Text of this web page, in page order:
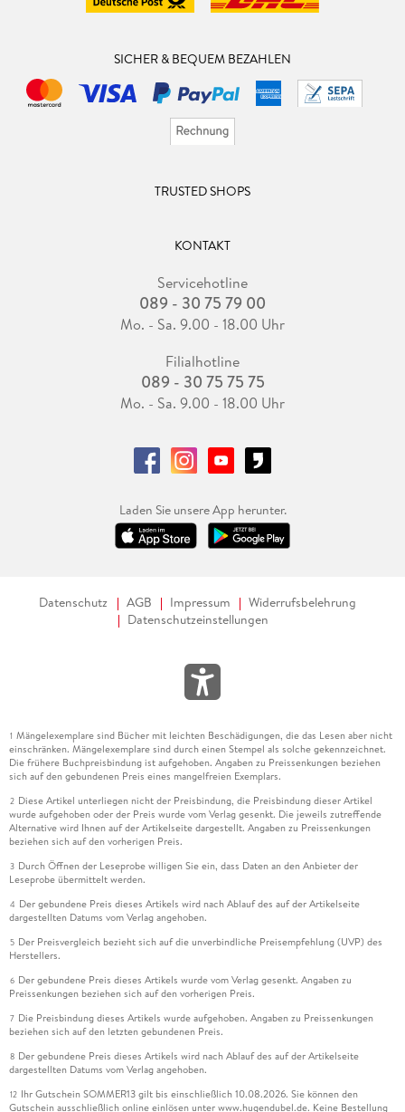
SICHER & BEQUEM BEZAHLEN
TRUSTED SHOPS
KONTAKT
Servicehotline
089 - 30 75 79 00
Mo. - Sa. 9.00 - 18.00 Uhr
Filialhotline
089 - 30 75 75 75
Mo. - Sa. 9.00 - 18.00 Uhr
Laden Sie unsere App herunter.
Datenschutz AGB Impressum
Widerrufsbelehrung
Datenschutzeinstellungen
1 Mängelexemplare sind Bücher mit leichten Beschädigungen, die das Lesen aber nicht
einschränken. Mängelexemplare sind durch einen Stempel als solche gekennzeichnet.
Die frühere Buchpreisbindung ist aufgehoben. Angaben zu Preissenkungen beziehen
sich auf den gebundenen Preis eines mangelfreien Exemplars.
2 Diese Artikel unterliegen nicht der Preisbindung, die Preisbindung dieser Artikel
wurde aufgehoben oder der Preis wurde vom Verlag gesenkt. Die jeweils zutreffende
Alternative wird Ihnen auf der Artikelseite dargestellt. Angaben zu Preissenkungen
beziehen sich auf den vorherigen Preis.
3 Durch Öffnen der Leseprobe willigen Sie ein, dass Daten an den Anbieter der
Leseprobe übermittelt werden.
4 Der gebundene Preis dieses Artikels wird nach Ablauf des auf der Artikelseite
dargestellten Datums vom Verlag angehoben.
5 Der Preisvergleich bezieht sich auf die unverbindliche Preisempfehlung (UVP) des
Herstellers.
6 Der gebundene Preis dieses Artikels wurde vom Verlag gesenkt. Angaben zu
Preissenkungen beziehen sich auf den vorherigen Preis.
7 Die Preisbindung dieses Artikels wurde aufgehoben. Angaben zu Preissenkungen
beziehen sich auf den letzten gebundenen Preis.
8 Der gebundene Preis dieses Artikels wird nach Ablauf des auf der Artikelseite
dargestellten Datums vom Verlag angehoben.
12 Ihr Gutschein SOMMER13 gilt bis einschließlich 10.08.2026. Sie können den
Gutschein ausschließlich online einlösen unter www.hugendubel.de. Keine Bestellung